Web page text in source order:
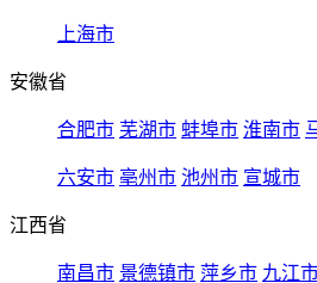
上海市
安徽省
合肥市 芜湖市 蚌埠市 淮南市
六安市 亳州市 池州市 宣城市
江西省
南昌市 景德镇市 萍乡市 九江